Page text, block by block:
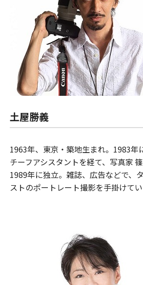
土屋勝義
1963年、東京・築地生まれ。1983年
チーフアシスタントを経て、写真家
1989年に独立。雑誌、広告などで、
ストのポートレート撮影を手掛けてい